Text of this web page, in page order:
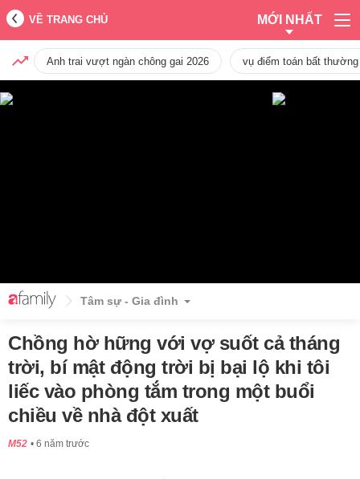
VỀ TRANG CHỦ MỚI NHẤT
Anh trai vượt ngàn chông gai 2026 vụ điểm toán bất
Tâm sự - Gia đình
Chồng hờ hững với vợ suốt cả tháng
trời, bí mật động trời bị bại lộ khi tôi
liếc vào phòng tắm trong một buổi
chiều về nhà đột xuất
M52 6 năm trước